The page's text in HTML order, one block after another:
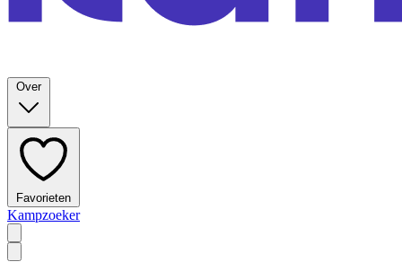
Over
Favorieten
Kampzoeker